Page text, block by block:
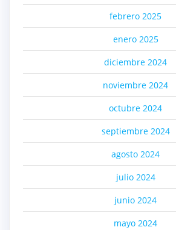
febrero 2025
enero 2025
diciembre 2024
noviembre 2024
octubre 2024
septiembre 2024
agosto 2024
julio 2024
junio 2024
mayo 2024